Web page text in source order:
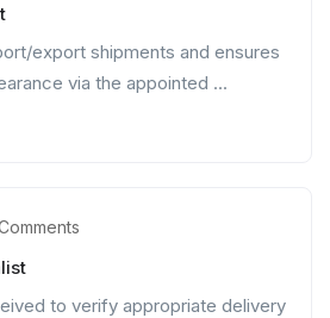
export shipments and ensures
via the appointed ...
to verify appropriate delivery